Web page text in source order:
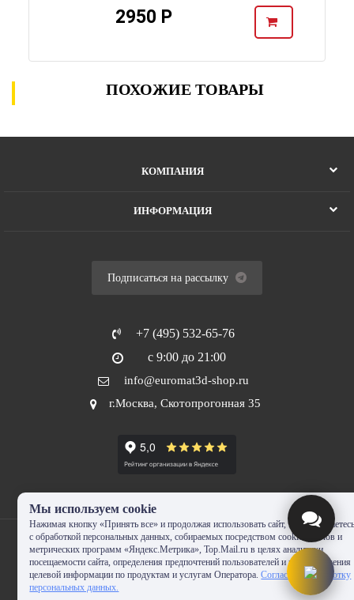
2950 Р
ПОХОЖИЕ ТОВАРЫ
КОМПАНИЯ
ИНФОРМАЦИЯ
Подписаться на рассылку
+7 (495) 532-65-76
с 9:00 до 21:00
info@euromat3d-shop.ru
г.Москва, Скотопрогонная 35
© 2010-2024 - EUROMAT|3D-SHOP.RU. Все права защищены. Копирование
Мы используем cookie
Нажимая кнопку «Принять все» и продолжая использовать сайт, Вы
с обработкой персональных данных, собираемых посредством cookie-файлов и
метрических программ «Яндекс.Метрика», Top.Mail.ru в целях аналитики
посещаемости сайта, определения предпочтений пользователей и предоставления
целевой информации по продуктам и услугам Оператора.Согласие на обработку
персональных данных.